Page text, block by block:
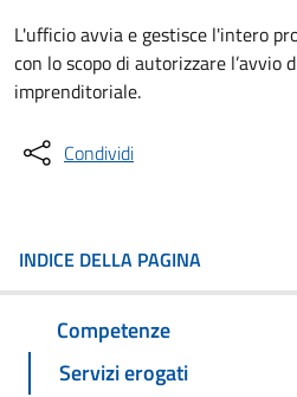
L'ufficio avvia e gestisce l'intero
con lo scopo di autorizzare l’avvio
imprenditoriale.
Condividi
INDICE DELLA PAGINA
Competenze
Servizi erogati